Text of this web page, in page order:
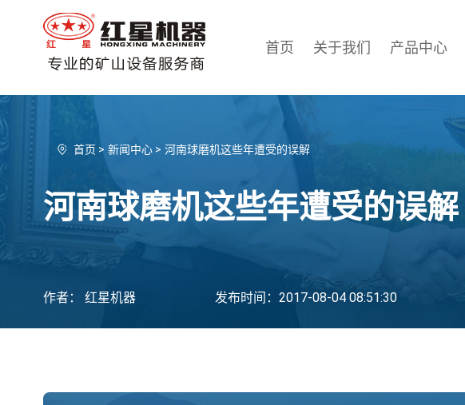
首页 关于我们 产品中心
首页> 新闻中心 > 河南球磨机这些年遭受的误解
河南球磨机这些年遭受的误解
作者： 红星机器 发布时间：2017-08-04 08:51:30